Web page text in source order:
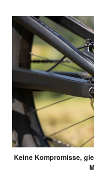
Keine Kompromisse,